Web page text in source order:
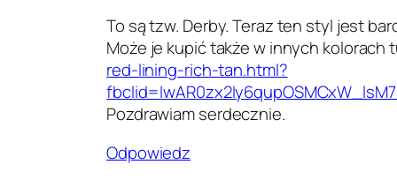
To są tzw. Derby. Teraz ten styl jest
Może je kupić także w innych kolorach
red-lining-rich-tan.html?
Pozdrawiam serdecznie.
Odpowiedz